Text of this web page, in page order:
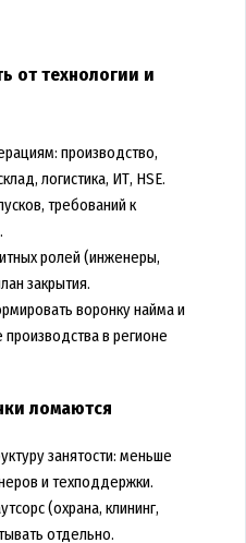
от технологии и
производство,
логистика, ИТ, HSE.
требований к
ролей (инженеры,
закрытия.
воронку найма и
в регионе
ломаются
занятости: меньше
и техподдержки.
(охрана, клининг,
отдельно.